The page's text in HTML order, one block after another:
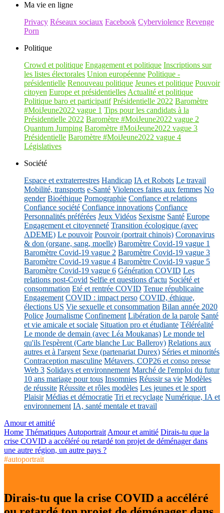
Ma vie en ligne
Privacy Réseaux sociaux Facebook Cyberviolence Revenge
Porn
Politique
Crowd et politique Engagement et politique Inscriptions sur
les listes électorales Union européenne Politique -
présidentielle Renouveau politique Jeunes et politique Pouvoir
citoyen Europe et présidentielles Actualité et politique
Politique baro et participatif Présidentielle 2022 Baromètre
#MoiJeune2022 vague 1 Tips pour les candidats à la
Présidentielle 2022 Baromètre #MoiJeune2022 vague 2
Quantum Jumping Baromètre #MoiJeune2022 vague 3
Présidentielle Baromètre #MoiJeune2022 vague 4
Législatives
Société
Espace et extraterrestres Handicap IA et Robots Le travail
Mobilité, transports e-Santé Violences faites aux femmes No
gender Bioéthique Pornographie Confiance et relations
Confiance société Confiance innovations Confiance
Personnalités préférées Jeux Vidéos Sexisme Santé Europe
Engagement et citoyenneté Transition écologique (avec
ADEME) Le pouvoir Pouvoir (portrait chinois) Coronavirus
& don (organe, sang, moelle) Baromètre Covid-19 vague 1
Baromètre Covid-19 vague 2 Baromètre Covid-19 vague 3
Baromètre Covid-19 vague 4 Baromètre Covid-19 vague 5
Baromètre Covid-19 vague 6 Génération COVID Les
relations post-Covid Selfie et questions d'actu Société et
consommation Eté et rentrée COVID Tenue républicaine
Engagement COVID : impact perso COVID, éthique,
élections US Vie sexuelle et consommation Bilan année 2020
Police Journalisme Confinement Libération de la parole Santé
et vie amicale et sociale Situation pro et étudiante Téléréalité
Le monde de demain (avec Léa Moukanas) Le monde tel
qu'ils l'espèrent (Carte blanche Luc Balleroy) Relations aux
autres et à l'argent Sexe (partenariat Durex) Séries et minorités
Contraception masculine Métavers, COP26 et conso presse
Web 3 Solidays et environnement Marché de l'emploi du futur
10 ans mariage pour tous Insomnies Réussir sa vie Modèles
de réussite Réussite et rôles modèles Les jeunes et le sport
Plaisir Médias et démocratie Tri et recyclage Numérique, IA et
environnement IA, santé mentale et travail
Amour et amitié
Home Thématiques Autoportrait Amour et amitié Dirais-tu que la
crise COVID a accéléré ou retardé ton projet de déménager dans
une autre région, un autre pays ?
#autoportrait
Dirais-tu que la crise COVID a accéléré